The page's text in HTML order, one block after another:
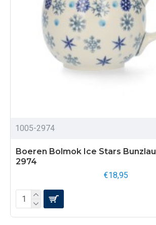
1005-2974
Boeren Bolmok Ice Stars
2974
€18,95